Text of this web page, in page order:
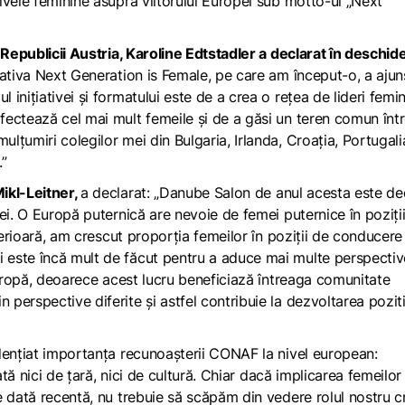
Austria, Karoline Edtstadler a declarat în
Next Generation is Female, pe care am început-o, a
inițiativei și formatului este de a crea o rețea de lideri
cel mai mult femeile și de a găsi un teren comun
colegilor mei din Bulgaria, Irlanda, Croația,
Leitner,a declarat: „Danube Salon de anul acesta este
O Europă puternică are nevoie de femei puternice în
am crescut proporția femeilor în poziții de
încă mult de făcut pentru a aduce mai multe
deoarece acest lucru beneficiază întreaga comunitate
perspective diferite și astfel contribuie la dezvoltarea
importanța recunoașterii CONAF la nivel european:
nici de țară, nici de cultură. Chiar dacă implicarea femeilor
recentă, nu trebuie să scăpăm din vedere rolul nostru